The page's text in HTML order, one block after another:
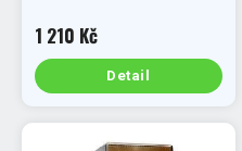
1 210 Kč
Detail